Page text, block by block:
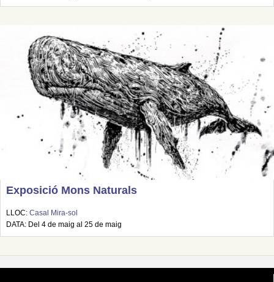
Exposició Mons Naturals
LLOC: Casal Mira-sol
DATA: Del 4 de maig al 25 de maig